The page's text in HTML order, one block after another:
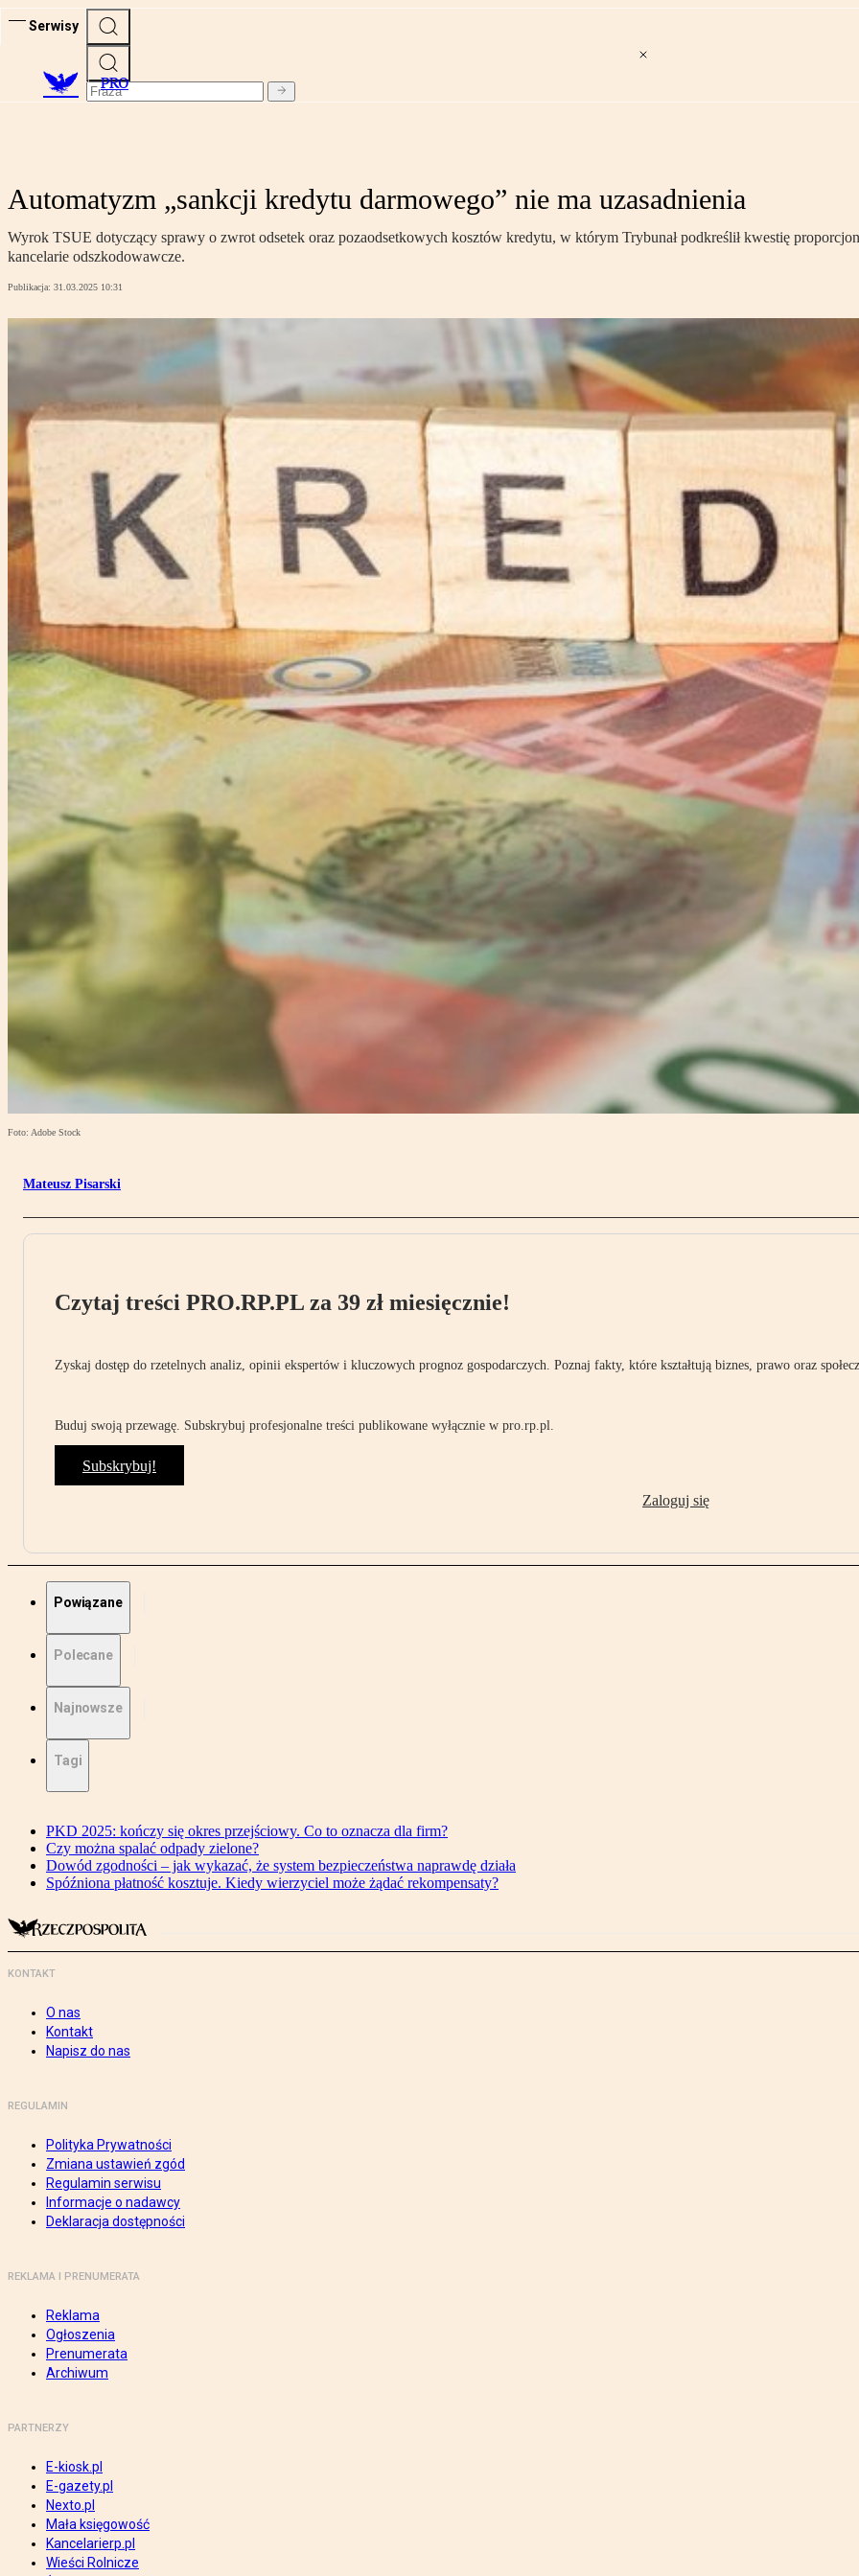
Serwisy
PRO
Automatyzm „sankcji kredytu darmowego” nie ma uzasadnienia
Wyrok TSUE dotyczący sprawy o zwrot odsetek oraz pozaodsetkowych kosztów kredytu, w którym Trybunał podkreślił kwestię
kancelarie odszkodowawcze.
Publikacja: 31.03.2025 10:31
Foto: Adobe Stock
Mateusz Pisarski
Czytaj treści PRO.RP.PL za 39 zł miesięcznie!
Zyskaj dostęp do rzetelnych analiz, opinii ekspertów i kluczowych prognoz gospodarczych. Poznaj fakty, które kształtują biznes, prawo oraz
Buduj swoją przewagę. Subskrybuj profesjonalne treści publikowane wyłącznie w pro.rp.pl.
Subskrybuj!
Zaloguj się
Powiązane
Polecane
Najnowsze
Tagi
PKD 2025: kończy się okres przejściowy. Co to oznacza dla firm?
Czy można spalać odpady zielone?
Dowód zgodności – jak wykazać, że system bezpieczeństwa naprawdę działa
Spóźniona płatność kosztuje. Kiedy wierzyciel może żądać rekompensaty?
KONTAKT
O nas
Kontakt
Napisz do nas
REGULAMIN
Polityka Prywatności
Zmiana ustawień zgód
Regulamin serwisu
Informacje o nadawcy
Deklaracja dostępności
REKLAMA I PRENUMERATA
Reklama
Ogłoszenia
Prenumerata
Archiwum
PARTNERZY
E-kiosk.pl
E-gazety.pl
Nexto.pl
Mała księgowość
Kancelarierp.pl
Wieści Rolnicze